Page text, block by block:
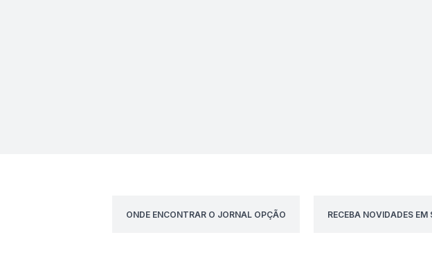
ONDE ENCONTRAR O JORNAL OPÇÃO
RECEBA NOVIDADES EM